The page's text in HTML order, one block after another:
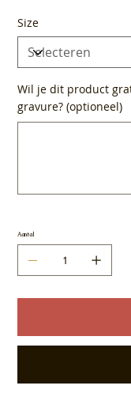
Size
Wil je dit product
gravure? (optioneel)
Aantal